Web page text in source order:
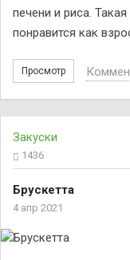
печени и риса.
понравится как
Просмотр
Закуски
1436
Брускетта
4 апр 2021